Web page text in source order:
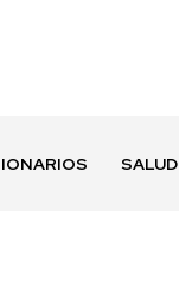
SALUD